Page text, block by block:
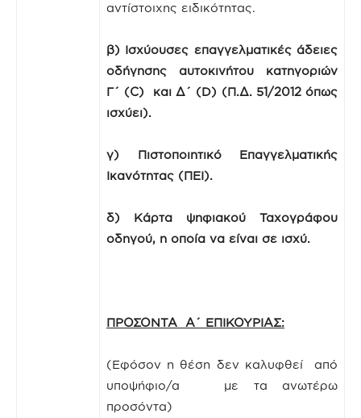
αντίστοιχης ειδικότητας.
β) Ισχύουσες επαγγελματικές άδειες
οδήγησης αυτοκινήτου κατηγοριών
Γ΄ (C) και Δ΄ (D) (Π.Δ. 51/2012 όπως
ισχύει).
γ) Πιστοποιητικό
Επαγγελματικής
Ικανότητας (ΠΕΙ).
δ) Κάρτα ψηφιακού Ταχογράφου
οδηγού, η οποία να είναι σε ισχύ.
ΠΡΟΣΟΝΤΑ Α΄ ΕΠΙΚΟΥΡΙΑΣ:
(Εφόσον η θέση δεν καλυφθεί από
υποψήφιο/α με τα ανωτέρω
προσόντα)